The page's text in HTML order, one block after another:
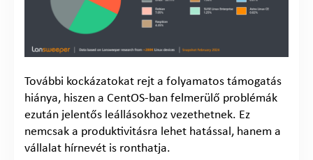
További kockázatokat rejt a folyamatos támogatás
hiánya, hiszen a CentOS-ban felmerülő problémák
ezután jelentős leállásokhoz vezethetnek. Ez
nemcsak a produktivitásra lehet hatással, hanem a
vállalat hírnevét is ronthatja.